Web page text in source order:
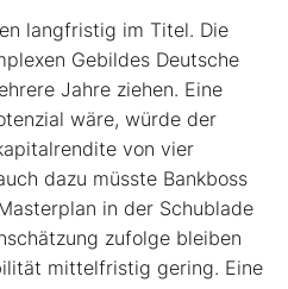
langfristig im Titel. Die
Gebildes Deutsche
Jahre ziehen. Eine
wäre, würde der
von vier
dazu müsste Bankboss
in der Schublade
zufolge bleiben
mittelfristig gering. Eine